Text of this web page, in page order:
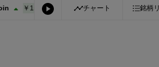
￥158.09+ 0.01% Bitcoin ￥10,195,312+
チャート 銘柄